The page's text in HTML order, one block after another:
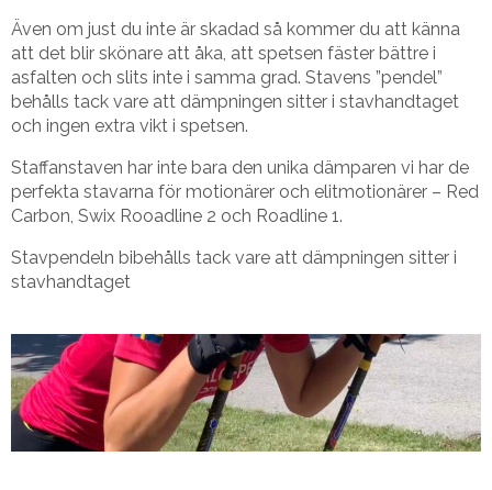
Även om just du inte är skadad så kommer du att känna
att det blir skönare att åka, att spetsen fäster bättre i
asfalten och slits inte i samma grad. Stavens ”pendel”
behålls tack vare att dämpningen sitter i stavhandtaget
och ingen extra vikt i spetsen.
Staffanstaven har inte bara den unika dämparen vi har de
perfekta stavarna för motionärer och elitmotionärer – Red
Carbon, Swix Rooadline 2 och Roadline 1.
Stavpendeln bibehålls tack vare att dämpningen sitter i
stavhandtaget